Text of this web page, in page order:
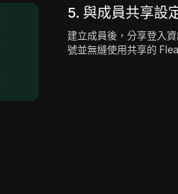
5. 與成員共享設
建立成員後，分享登入
號並無縫使用共享的